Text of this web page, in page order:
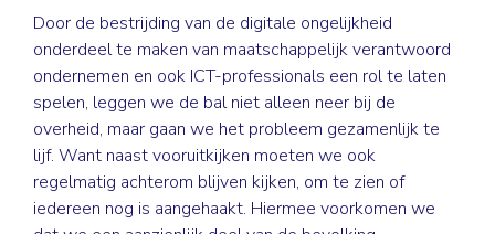
Door de bestrijding van de digitale ongelijkheid
onderdeel te ­maken van maatschappelijk verantwoord
ondernemen en ook ICT-professionals een rol te laten
spelen, leggen we de bal niet alleen neer bij de
overheid, maar gaan we het probleem gezamenlijk te
lijf. Want naast vooruitkijken moeten we ook
regelmatig achterom blijven kijken, om te zien of
iedereen nog is aangehaakt. Hiermee voorkomen we